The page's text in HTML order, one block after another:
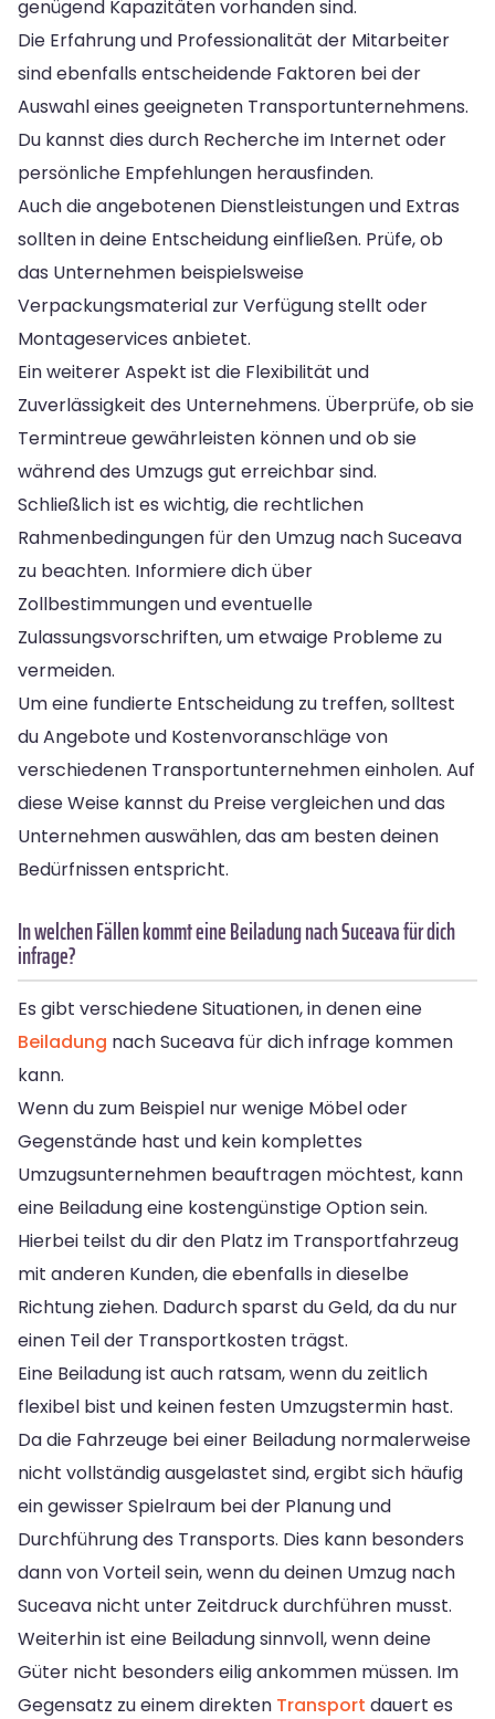
genügend Kapazitäten vorhanden sind.
Die Erfahrung und Professionalität der Mitarbeiter
sind ebenfalls entscheidende Faktoren bei der
Auswahl eines geeigneten Transportunternehmens.
Du kannst dies durch Recherche im Internet oder
persönliche Empfehlungen herausfinden.
Auch die angebotenen Dienstleistungen und Extras
sollten in deine Entscheidung einfließen. Prüfe, ob
das Unternehmen beispielsweise
Verpackungsmaterial zur Verfügung stellt oder
Montageservices anbietet.
Ein weiterer Aspekt ist die Flexibilität und
Zuverlässigkeit des Unternehmens. Überprüfe, ob sie
Termintreue gewährleisten können und ob sie
während des Umzugs gut erreichbar sind.
Schließlich ist es wichtig, die rechtlichen
Rahmenbedingungen für den Umzug nach Suceava
zu beachten. Informiere dich über
Zollbestimmungen und eventuelle
Zulassungsvorschriften, um etwaige Probleme zu
vermeiden.
Um eine fundierte Entscheidung zu treffen, solltest
du Angebote und Kostenvoranschläge von
verschiedenen Transportunternehmen einholen. Auf
diese Weise kannst du Preise vergleichen und das
Unternehmen auswählen, das am besten deinen
Bedürfnissen entspricht.
In welchen Fällen kommt eine Beiladung nach Suceava für dich
infrage?
Es gibt verschiedene Situationen, in denen eine
Beiladung nach Suceava für dich infrage kommen
kann.
Wenn du zum Beispiel nur wenige Möbel oder
Gegenstände hast und kein komplettes
Umzugsunternehmen beauftragen möchtest, kann
eine Beiladung eine kostengünstige Option sein.
Hierbei teilst du dir den Platz im Transportfahrzeug
mit anderen Kunden, die ebenfalls in dieselbe
Richtung ziehen. Dadurch sparst du Geld, da du nur
einen Teil der Transportkosten trägst.
Eine Beiladung ist auch ratsam, wenn du zeitlich
flexibel bist und keinen festen Umzugstermin hast.
Da die Fahrzeuge bei einer Beiladung normalerweise
nicht vollständig ausgelastet sind, ergibt sich häufig
ein gewisser Spielraum bei der Planung und
Durchführung des Transports. Dies kann besonders
dann von Vorteil sein, wenn du deinen Umzug nach
Suceava nicht unter Zeitdruck durchführen musst.
Weiterhin ist eine Beiladung sinnvoll, wenn deine
Güter nicht besonders eilig ankommen müssen. Im
Gegensatz zu einem direkten Transport dauert es